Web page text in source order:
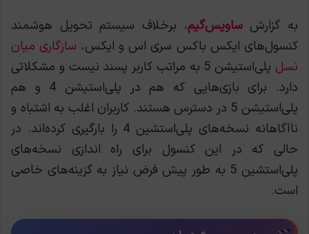
به گزارشساویس‌گیم، برخلاف سیستم تحویل هوشمند
کنسول‌های ایکس باکس سری اس و ایکس، سازگاری میان
نسل
پلی‌استیشن 5 به مراتب کاربر پسند نیست و مشکلاتی
دارد. برای بازی‌هایی که هم در پلی‌استیشن 4 و هم
پلی‌استیشن 5 در دسترس هستند. کاربران اغلب به اشتباه و
ناآگاهانه نسخه‌های پلی‌استشین 4 را بارگیری کرده‌اند. در
حالی که در این کنسول برای راه اندازی نسخه‌های
پلی‌استشین 5 به طور پیش فرض نیاز به گزینه‌های خاصی
است.